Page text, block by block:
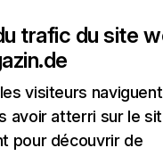
trafic du site
visiteurs naviguent
avoir atterri sur le
pour découvrir de